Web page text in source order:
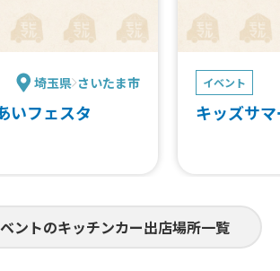
埼玉県 さいたま市
いフェスタ
イベント
キッズサ
ントのキッチンカー出店場所一覧